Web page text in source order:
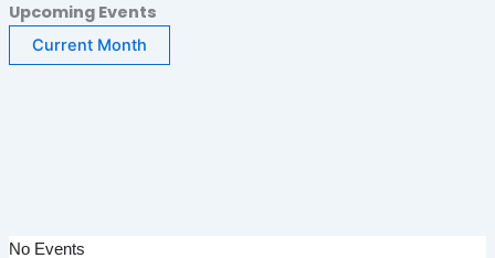
Upcoming Events
Current Month
No Events